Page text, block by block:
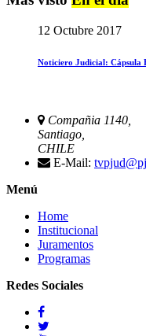
12 Octubre 2017
Noticiero Judicial: Cápsula
Compañia 1140,
Santiago,
CHILE
E-Mail:
Menú
Home
Institucional
Juramentos
Programas
Redes Sociales